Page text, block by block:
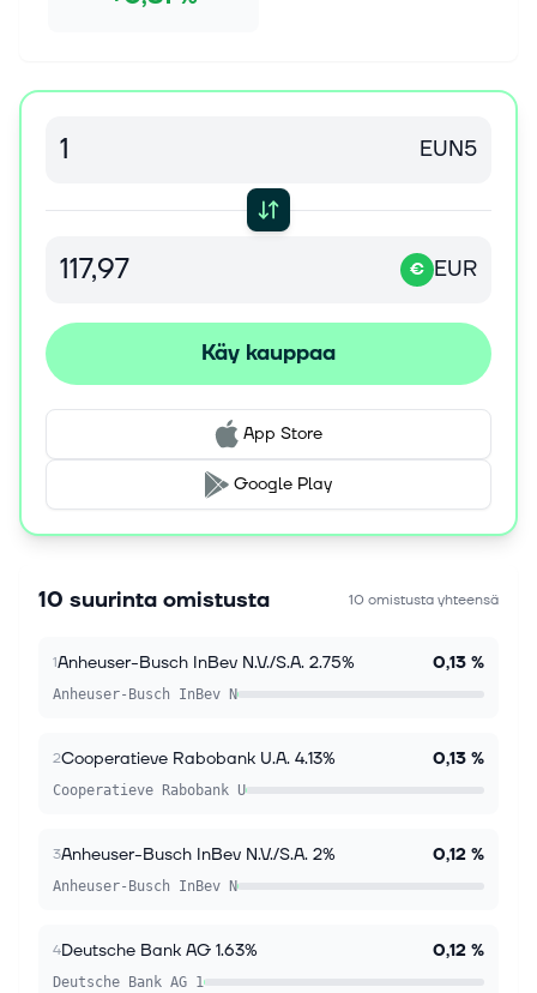
EUN5
€ EUR
Käy kauppaa
App Store
Google Play
10 suurinta omistusta 10 omistusta yhteensä
1Anheuser-Busch InBev N.V./S.A. 2.75% 0,13 %
Anheuser-Busch InBev N
2Cooperatieve Rabobank U.A. 4.13% 0,13 %
Cooperatieve Rabobank U
3Anheuser-Busch InBev N.V./S.A. 2% 0,12 %
Anheuser-Busch InBev N
4Deutsche Bank AG 1.63% 0,12 %
Deutsche Bank AG 1